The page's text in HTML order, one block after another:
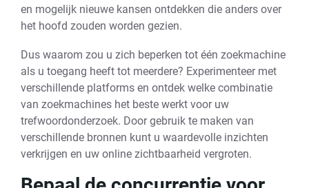
en mogelijk nieuwe kansen ontdekken die anders over
het hoofd zouden worden gezien.
Dus waarom zou u zich beperken tot één zoekmachine
als u toegang heeft tot meerdere? Experimenteer met
verschillende platforms en ontdek welke combinatie
van zoekmachines het beste werkt voor uw
trefwoordonderzoek. Door gebruik te maken van
verschillende bronnen kunt u waardevolle inzichten
verkrijgen en uw online zichtbaarheid vergroten.